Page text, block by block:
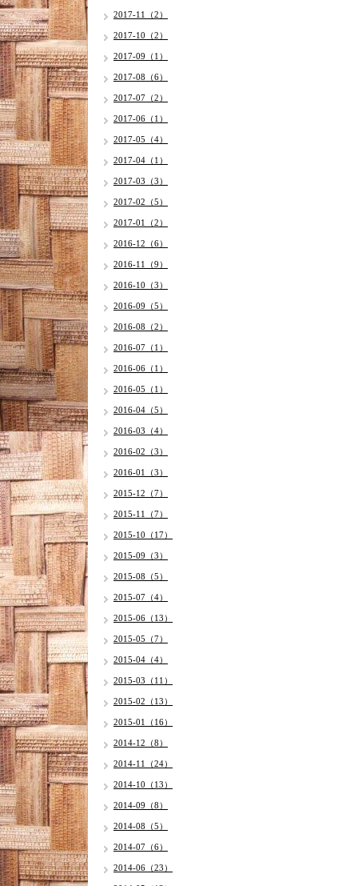
2017-11（2）
2017-10（2）
2017-09（1）
2017-08（6）
2017-07（2）
2017-06（1）
2017-05（4）
2017-04（1）
2017-03（3）
2017-02（5）
2017-01（2）
2016-12（6）
2016-11（9）
2016-10（3）
2016-09（5）
2016-08（2）
2016-07（1）
2016-06（1）
2016-05（1）
2016-04（5）
2016-03（4）
2016-02（3）
2016-01（3）
2015-12（7）
2015-11（7）
2015-10（17）
2015-09（3）
2015-08（5）
2015-07（4）
2015-06（13）
2015-05（7）
2015-04（4）
2015-03（11）
2015-02（13）
2015-01（16）
2014-12（8）
2014-11（24）
2014-10（13）
2014-09（8）
2014-08（5）
2014-07（6）
2014-06（23）